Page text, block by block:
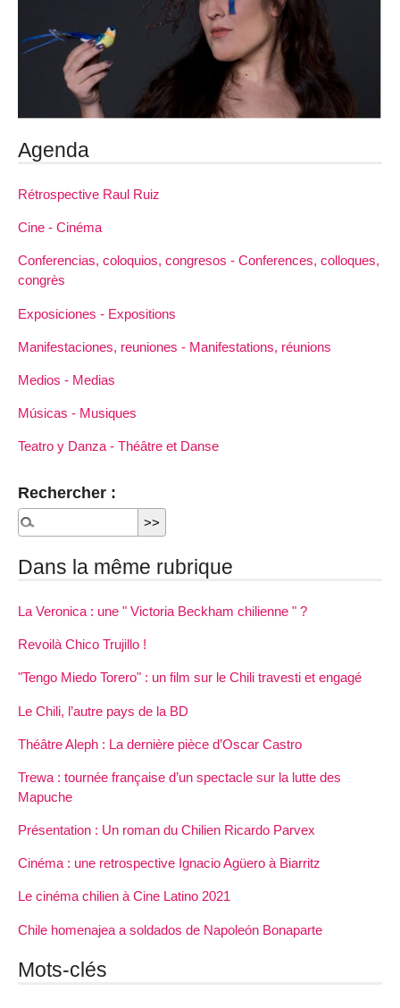
Agenda
Rétrospective Raul Ruiz
Cine - Cinéma
Conferencias, coloquios, congresos - Conferences, colloques,
congrès
Exposiciones - Expositions
Manifestaciones, reuniones - Manifestations, réunions
Medios - Medias
Músicas - Musiques
Teatro y Danza - Théâtre et Danse
Rechercher :
Dans la même rubrique
La Veronica : une " Victoria Beckham chilienne " ?
Revoilà Chico Trujillo !
"Tengo Miedo Torero" : un film sur le Chili travesti et engagé
Le Chili, l’autre pays de la BD
Théâtre Aleph : La dernière pièce d’Oscar Castro
Trewa : tournée française d’un spectacle sur la lutte des
Mapuche
Présentation : Un roman du Chilien Ricardo Parvex
Cinéma : une retrospective Ignacio Agüero à Biarritz
Le cinéma chilien à Cine Latino 2021
Chile homenajea a soldados de Napoleón Bonaparte
Mots-clés